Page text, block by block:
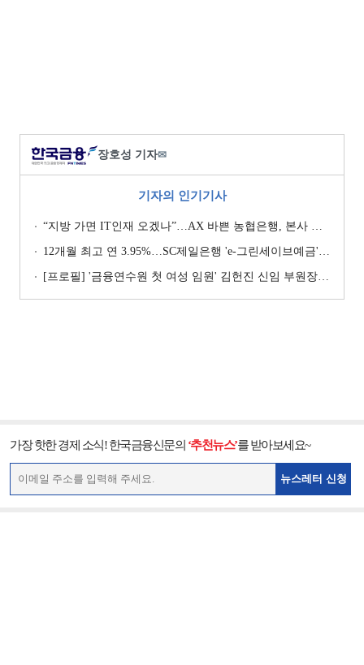
장호성 기자✉
기자의 인기기사
“지방 가면 IT인재 오겠나”…AX 바쁜 농협은행, 본사 이전설에 ‘긴장’ [막 오른 금융권 하투(夏鬪)]
12개월 최고 연 3.95%…SC제일은행 'e-그린세이브예금' [이주의 은행 예금금리-8월 1주]
[프로필] '금융연수원 첫 여성 임원' 김헌진 신임 부원장···교육·디지털·기획 '올라운더'
가장 핫한 경제 소식! 한국금융신문의 ‘추천뉴스’를 받아보세요~
뉴스레터 신청